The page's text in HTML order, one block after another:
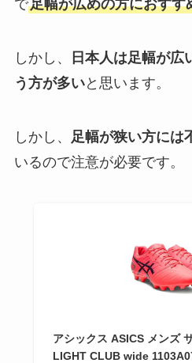
で足幅が広めの方におすす
しかし、
日本人は足幅が広
う方が多いと思います。
しかし、 足幅が狭い方には
いるので注意が必要です。
アシックス ASICS メンズ
LIGHT CLUB wide